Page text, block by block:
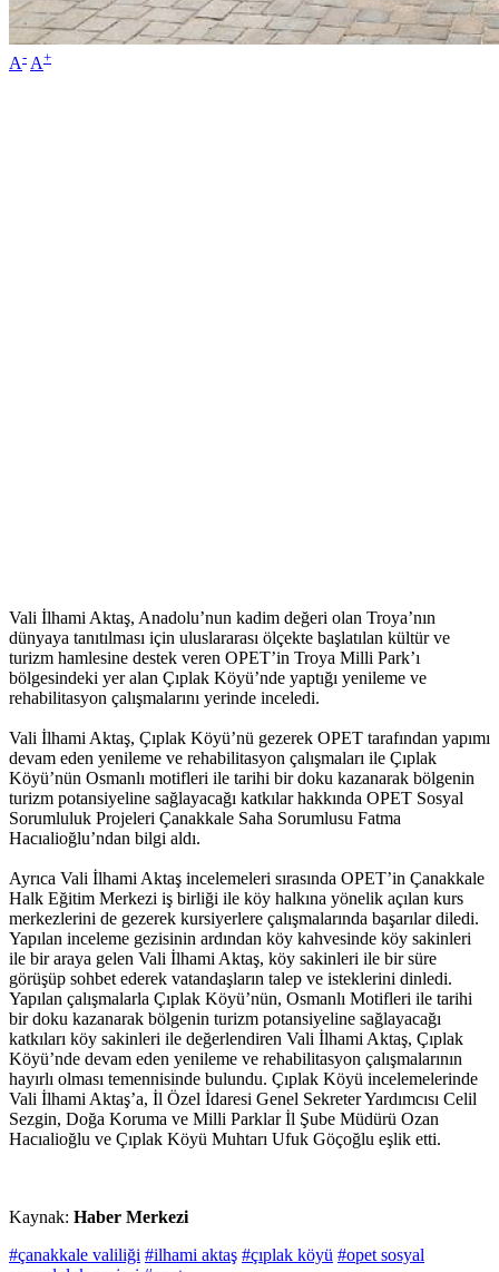
A- A+
Vali İlhami Aktaş, Anadolu’nun kadim değeri olan Troya’nın
dünyaya tanıtılması için uluslararası ölçekte başlatılan kültür ve
turizm hamlesine destek veren OPET’in Troya Milli Park’ı
bölgesindeki yer alan Çıplak Köyü’nde yaptığı yenileme ve
rehabilitasyon çalışmalarını yerinde inceledi.
Vali İlhami Aktaş, Çıplak Köyü’nü gezerek OPET tarafından yapımı
devam eden yenileme ve rehabilitasyon çalışmaları ile Çıplak
Köyü’nün Osmanlı motifleri ile tarihi bir doku kazanarak bölgenin
turizm potansiyeline sağlayacağı katkılar hakkında OPET Sosyal
Sorumluluk Projeleri Çanakkale Saha Sorumlusu Fatma
Hacıalioğlu’ndan bilgi aldı.
Ayrıca Vali İlhami Aktaş incelemeleri sırasında OPET’in Çanakkale
Halk Eğitim Merkezi iş birliği ile köy halkına yönelik açılan kurs
merkezlerini de gezerek kursiyerlere çalışmalarında başarılar diledi.
Yapılan inceleme gezisinin ardından köy kahvesinde köy sakinleri
ile bir araya gelen Vali İlhami Aktaş, köy sakinleri ile bir süre
görüşüp sohbet ederek vatandaşların talep ve isteklerini dinledi.
Yapılan çalışmalarla Çıplak Köyü’nün, Osmanlı Motifleri ile tarihi
bir doku kazanarak bölgenin turizm potansiyeline sağlayacağı
katkıları köy sakinleri ile değerlendiren Vali İlhami Aktaş, Çıplak
Köyü’nde devam eden yenileme ve rehabilitasyon çalışmalarının
hayırlı olması temennisinde bulundu. Çıplak Köyü incelemelerinde
Vali İlhami Aktaş’a, İl Özel İdaresi Genel Sekreter Yardımcısı Celil
Sezgin, Doğa Koruma ve Milli Parklar İl Şube Müdürü Ozan
Hacıalioğlu ve Çıplak Köyü Muhtarı Ufuk Göçoğlu eşlik etti.
Kaynak: Haber Merkezi
#çanakkale valiliği #ilhami aktaş #çıplak köyü #opet sosyal